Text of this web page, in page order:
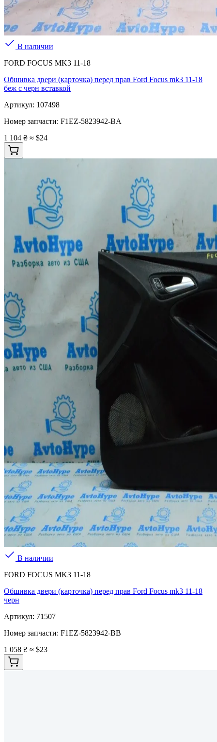
В наличии
FORD FOCUS MK3 11-18
Обшивка двери (карточка) перед прав Ford Focus mk3 11-18
беж с черн вставкой
Артикул: 107498
Номер запчасти: F1EZ-5823942-BA
1 104 ₴ ≈ $24
В наличии
FORD FOCUS MK3 11-18
Обшивка двери (карточка) перед прав Ford Focus mk3 11-18
черн
Артикул: 71507
Номер запчасти: F1EZ-5823942-BB
1 058 ₴ ≈ $23